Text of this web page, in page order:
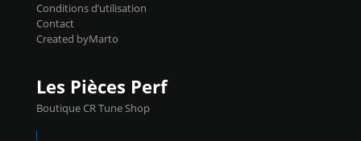
Conditions d’utilisation
Contact
Created byMarto
Les Pièces Perf
Boutique CR Tune Shop